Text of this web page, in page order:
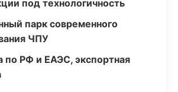
под технологичность
парк современного
ЧПУ
по РФ и ЕАЭС, экспортная